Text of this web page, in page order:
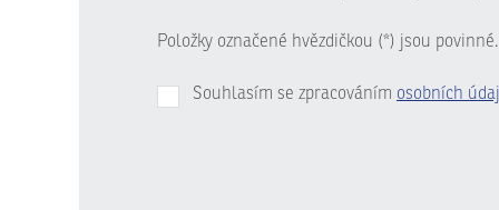
Položky označené hvězdičkou (*) jsou povinné.
Souhlasím se zpracováním osobních